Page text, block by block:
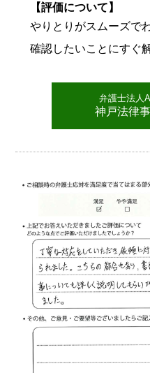
【評価について】
やりとりがスムーズで
確認したいことにすぐ
弁護士法人
神戸法律